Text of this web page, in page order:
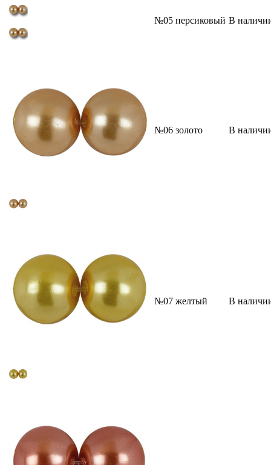
№05 персиковый В
№06 золото В
№07 желтый В